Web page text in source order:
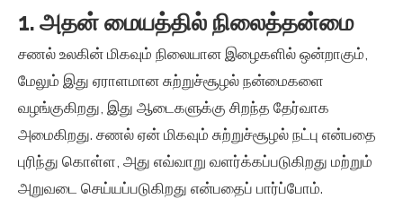
1. அதன் மையத்தில் நிலைத்தன்மை
சணல் உலகின் மிகவும் நிலையான இழைகளில் ஒன்றாகும்,
மேலும் இது ஏராளமான சுற்றுச்சூழல் நன்மைகளை
வழங்குகிறது, இது ஆடைகளுக்கு சிறந்த தேர்வாக
அமைகிறது. சணல் ஏன் மிகவும் சுற்றுச்சூழல் நட்பு என்பதை
புரிந்து கொள்ள, அது எவ்வாறு வளர்க்கப்படுகிறது மற்றும்
அறுவடை செய்யப்படுகிறது என்பதைப் பார்ப்போம்.